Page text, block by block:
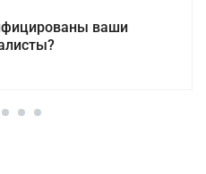
ваши